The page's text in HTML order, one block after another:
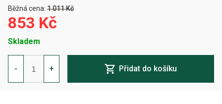
Běžná cena: 1 011 Kč
853 Kč
Skladem
-
Pineapple
Express
Feminizovaná
množství
+ Přidat do košíku